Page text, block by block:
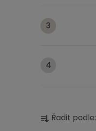
Ř Řadit podle: